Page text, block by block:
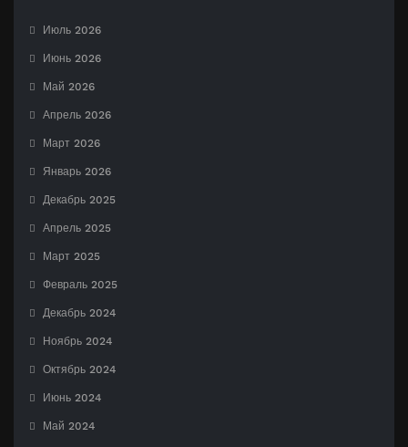
Июль 2026
Июнь 2026
Май 2026
Апрель 2026
Март 2026
Январь 2026
Декабрь 2025
Апрель 2025
Март 2025
Февраль 2025
Декабрь 2024
Ноябрь 2024
Октябрь 2024
Июнь 2024
Май 2024